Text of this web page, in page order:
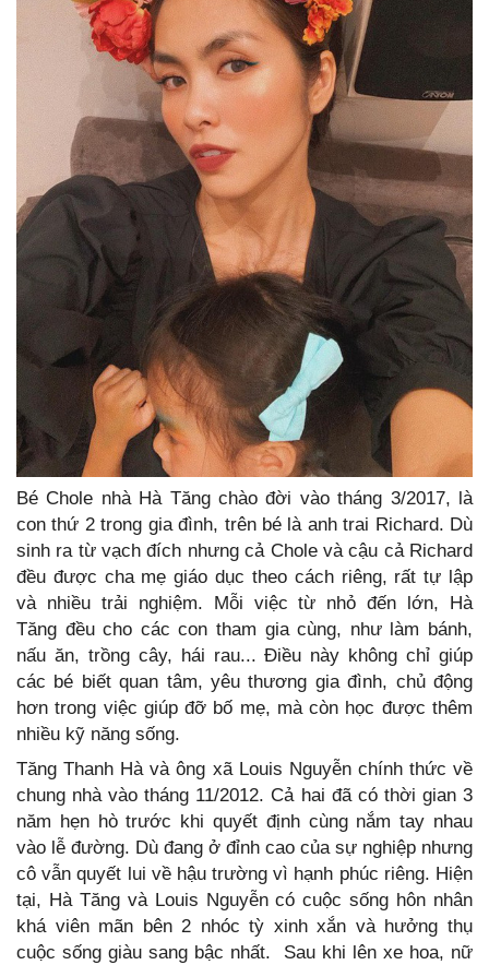
Bé Chole nhà Hà Tăng chào đời vào tháng 3/2017, là
con thứ 2 trong gia đình, trên bé là anh trai Richard. Dù
sinh ra từ vạch đích nhưng cả Chole và cậu cả Richard
đều được cha mẹ giáo dục theo cách riêng, rất tự lập
và nhiều trải nghiệm. Mỗi việc từ nhỏ đến lớn, Hà
Tăng đều cho các con tham gia cùng, như làm bánh,
nấu ăn, trồng cây, hái rau... Điều này không chỉ giúp
các bé biết quan tâm, yêu thương gia đình, chủ động
hơn trong việc giúp đỡ bố mẹ, mà còn học được thêm
nhiều kỹ năng sống.
Tăng Thanh Hà và ông xã Louis Nguyễn chính thức về
chung nhà vào tháng 11/2012. Cả hai đã có thời gian 3
năm hẹn hò trước khi quyết định cùng nắm tay nhau
vào lễ đường. Dù đang ở đỉnh cao của sự nghiệp nhưng
cô vẫn quyết lui về hậu trường vì hạnh phúc riêng. Hiện
tại, Hà Tăng và Louis Nguyễn có cuộc sống hôn nhân
khá viên mãn bên 2 nhóc tỳ xinh xắn và hưởng thụ
cuộc sống giàu sang bậc nhất. Sau khi lên xe hoa, nữ